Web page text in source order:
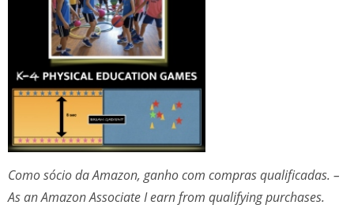
Como sócio da Amazon, ganho com compras qualificadas. –
As an Amazon Associate I earn from qualifying purchases.